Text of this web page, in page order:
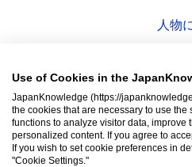
人物
ジャパンナレッジは約1900冊
膨大な辞書・事典などが使い
ンターネット辞書・事典・叢
Use of Cookies in the
JapanKnowledge (https://
the cookies that are necessary to use the
functions to analyze visitor data, improve
personalized content. If you agree to
If you wish to set cookie preferences in
"Cookie Settings."